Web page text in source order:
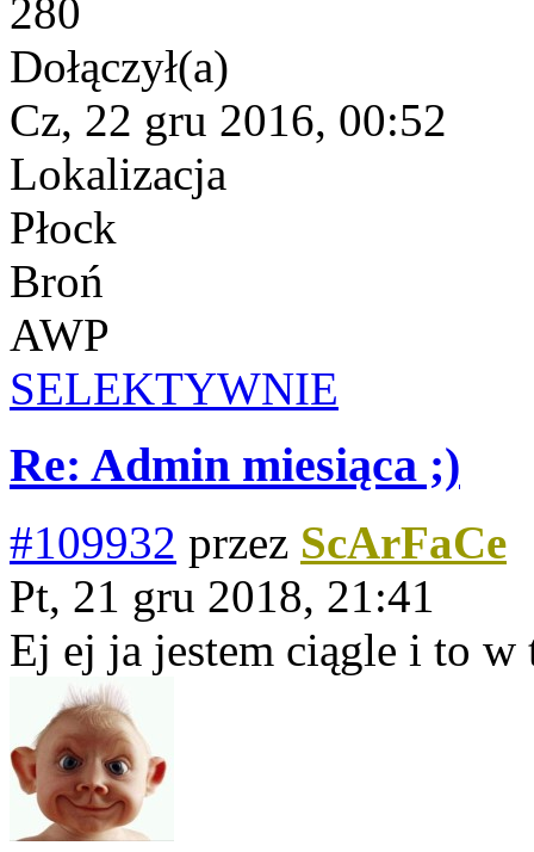
280
Dołączył(a)
Cz, 22 gru 2016, 00:52
Lokalizacja
Płock
Broń
AWP
SELEKTYWNIE
Re: Admin miesiąca ;)
#109932 przez ScArFaCe
Pt, 21 gru 2018, 21:41
Ej ej ja jestem ciągle i to